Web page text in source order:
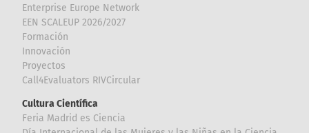
Enterprise Europe Network
EEN SCALEUP 2026/2027
Formación
Innovación
Proyectos
Call4Evaluators RIVCircular
Cultura Científica
Feria Madrid es Ciencia